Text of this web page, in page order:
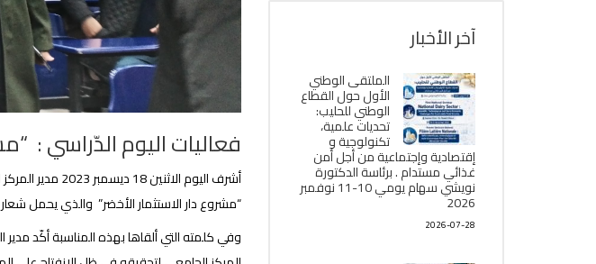
فعاليات اليوم الدّراسي :
أشرف اليوم
“مشروع دار الاستثمار الأخضر” والذي يحمل
وفي كلمته التي ألقاها بهذه المناسبة أكّد
آخر الأخبار
الملتقى الوطني
الأول حول القطاع
الوطني للحليب:
تحديات علمية،
تكنولوجية و
إقتصادية وإجتماعية من أجل أمن
غذائي مستدام . برئاسة الدكتورة
نويشي سهام يومي 10-11 نوفمبر
2026
2026-07-28